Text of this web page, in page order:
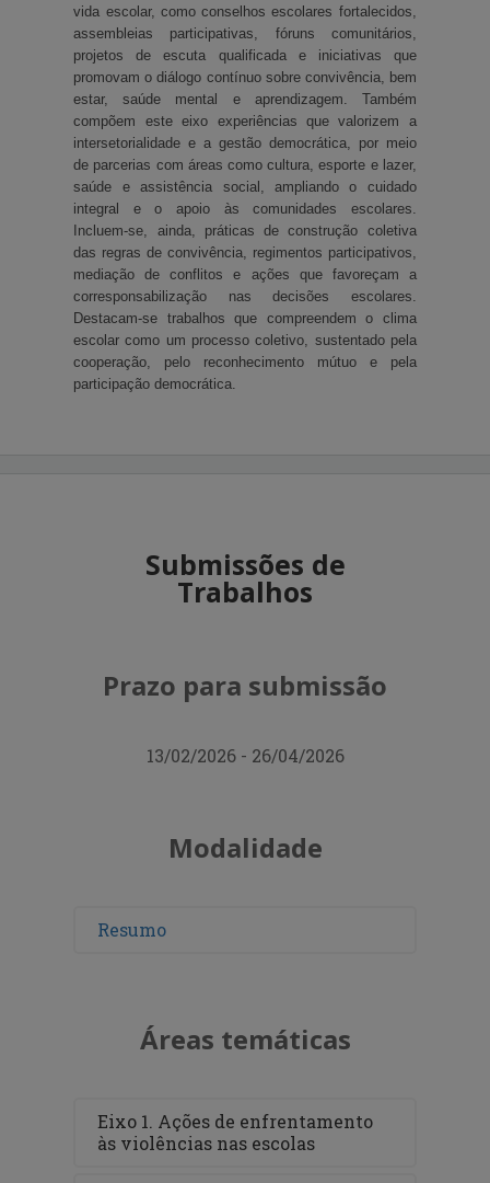
vida escolar, como conselhos escolares fortalecidos,
assembleias participativas, fóruns comunitários,
projetos de escuta qualificada e iniciativas que
promovam o diálogo contínuo sobre convivência, bem
estar, saúde mental e aprendizagem. Também
compõem este eixo experiências que valorizem a
intersetorialidade e a gestão democrática, por meio
de parcerias com áreas como cultura, esporte e lazer,
saúde e assistência social, ampliando o cuidado
integral e o apoio às comunidades escolares.
Incluem-se, ainda, práticas de construção coletiva
das regras de convivência, regimentos participativos,
mediação de conflitos e ações que favoreçam a
corresponsabilização nas decisões escolares.
Destacam-se trabalhos que compreendem o clima
escolar como um processo coletivo, sustentado pela
cooperação, pelo reconhecimento mútuo e pela
participação democrática.
Submissões de
Trabalhos
Prazo para submissão
13/02/2026 - 26/04/2026
Modalidade
Resumo
Áreas temáticas
Eixo 1. Ações de enfrentamento
às violências nas escolas